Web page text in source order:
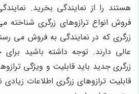
هستند را از نمایندگی بخرید.
فروش انواع ترازوهای زرگری شناخته
زرگری که در نمایندگی به فروش می
عالی دارند. توجه داشته باشید برای
زرگری جدید باید قابلیت و ویژگی
قابلیت ترازوهای زرگری اطلاعات زیادی